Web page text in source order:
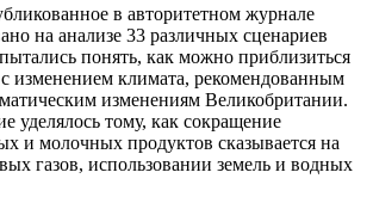
в авторитетном журнале
на анализе 33 различных сценариев
понять, как можно приблизиться
изменением климата, рекомендованным
изменениям Великобритании.
уделялось тому, как сокращение
и молочных продуктов сказывается на
газов, использовании земель и водных